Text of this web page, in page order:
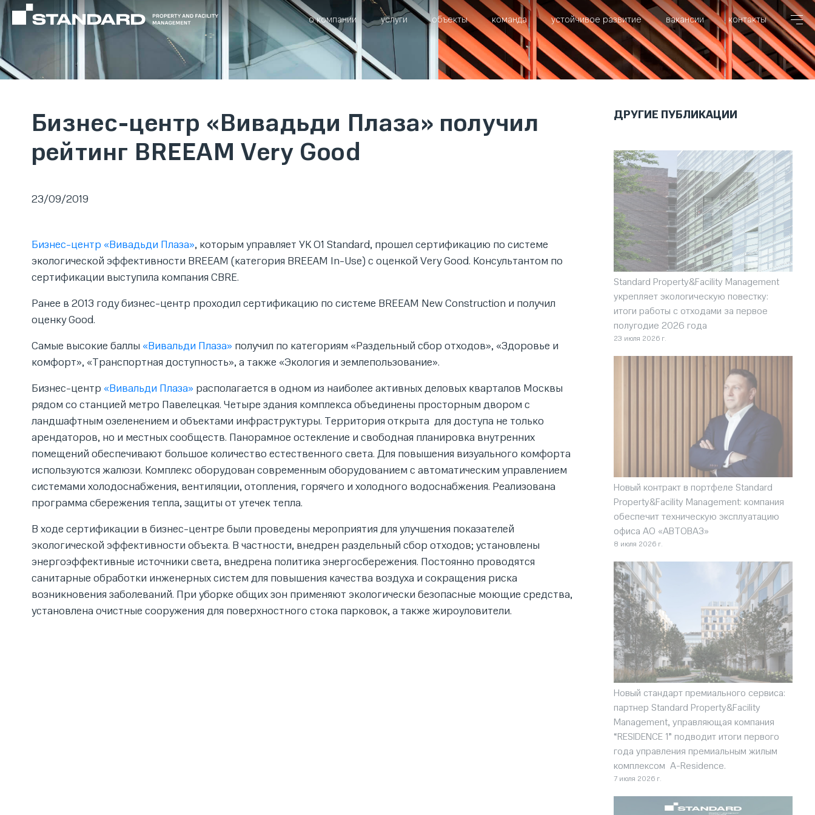
о компании услуги объекты команда устойчивое развитие вакансии контакты
Бизнес-центр «Вивадьди Плаза» получил
рейтинг BREEAM Very Good
23/09/2019
Бизнес-центр «Вивадьди Плаза», которым управляет УК O1 Standard, прошел сертификацию по системе
экологической эффективности BREEAM (категория BREEAM In-Use) с оценкой Very Good. Консультантом по
сертификации выступила компания CBRE.
Ранее в 2013 году бизнес-центр проходил сертификацию по системе BREEAM New Construction и получил
оценку Good.
Самые высокие баллы «Вивальди Плаза» получил по категориям «Раздельный сбор отходов», «Здоровье и
комфорт», «Транспортная доступность», а также «Экология и землепользование».
Бизнес-центр «Вивальди Плаза» располагается в одном из наиболее активных деловых кварталов Москвы
рядом со станцией метро Павелецкая. Четыре здания комплекса объединены просторным двором с
ландшафтным озеленением и объектами инфраструктуры. Территория открыта для доступа не только
арендаторов, но и местных сообществ. Панорамное остекление и свободная планировка внутренних
помещений обеспечивают большое количество естественного света. Для повышения визуального комфорта
используются жалюзи. Комплекс оборудован современным оборудованием с автоматическим управлением
системами холодоснабжения, вентиляции, отопления, горячего и холодного водоснабжения. Реализована
программа сбережения тепла, защиты от утечек тепла.
В ходе сертификации в бизнес-центре были проведены мероприятия для улучшения показателей
экологической эффективности объекта. В частности, внедрен раздельный сбор отходов; установлены
энергоэффективные источники света, внедрена политика энергосбережения. Постоянно проводятся
санитарные обработки инженерных систем для повышения качества воздуха и сокращения риска
возникновения заболеваний. При уборке общих зон применяют экологически безопасные моющие средства,
установлена очистные сооружения для поверхностного стока парковок, а также жироуловители.
ДРУГИЕ ПУБЛИКАЦИИ
Standard Property&Facility Management
укрепляет экологическую повестку:
итоги работы с отходами за первое
полугодие 2026 года
23 июля 2026 г.
Новый контракт в портфеле Standard
Property&Facility Management: компания
обеспечит техническую эксплуатацию
офиса АО «АВТОВАЗ»
8 июля 2026 г.
Новый стандарт премиального сервиса:
партнер Standard Property&Facility
Management, управляющая компания
“RESIDENCE 1” подводит итоги первого
года управления премиальным жилым
комплексом A-Residence.
7 июля 2026 г.